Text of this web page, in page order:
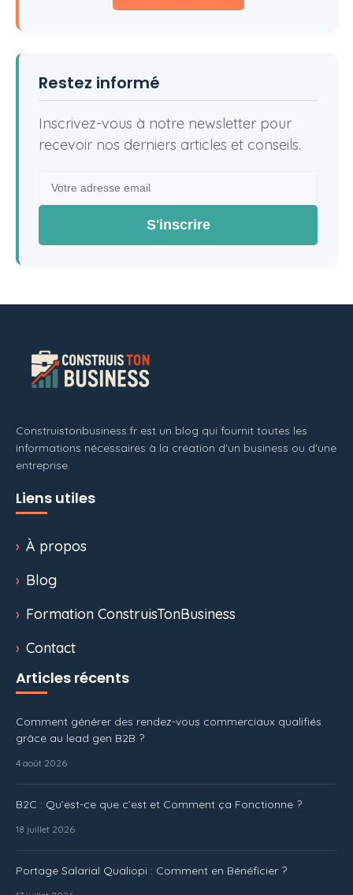
Restez informé
Inscrivez-vous à notre newsletter pour
recevoir nos derniers articles et conseils.
S'inscrire
Construistonbusiness.fr est un blog qui fournit toutes les
informations nécessaires à la création d'un business ou d'une
entreprise.
Liens utiles
À propos
Blog
Formation ConstruisTonBusiness
Contact
Articles récents
Comment générer des rendez-vous commerciaux qualifiés
grâce au lead gen B2B ?
4 août 2026
B2C : Qu’est-ce que c’est et Comment ça Fonctionne ?
18 juillet 2026
Portage Salarial Qualiopi : Comment en Bénéficier ?